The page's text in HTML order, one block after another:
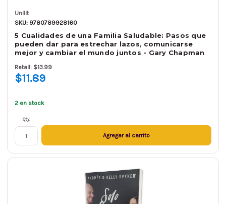
Unilit
SKU: 9780789928160
5 Cualidades de una Familia Saludable: Pasos que
pueden dar para estrechar lazos, comunicarse
mejor y cambiar el mundo juntos - Gary Chapman
Retail: $13.99
$11.89
2 en stock
Qty.
Agregar al carrito